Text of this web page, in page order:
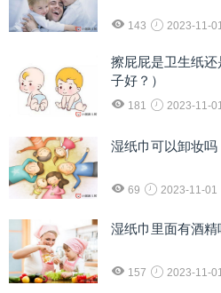
143 2023-11-
擦屁屁是卫生纸
子好？）
181 2023-11-01
湿纸巾可以卸妆吗
69 2023-11-01
湿纸巾里面有酒精
157 2023-11-